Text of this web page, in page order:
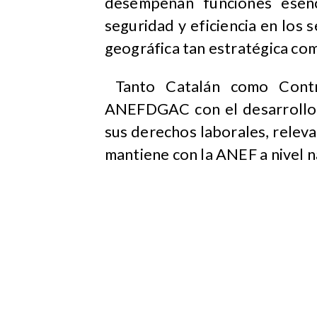
seguridad y eficiencia en los
geográfica tan estratégica
Tanto Catalán como
ANEFDGAC con el
sus derechos laborales,
mantiene con la ANEF a nivel